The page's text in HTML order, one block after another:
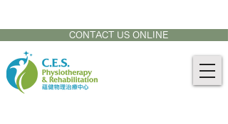
CONTACT US ONLINE